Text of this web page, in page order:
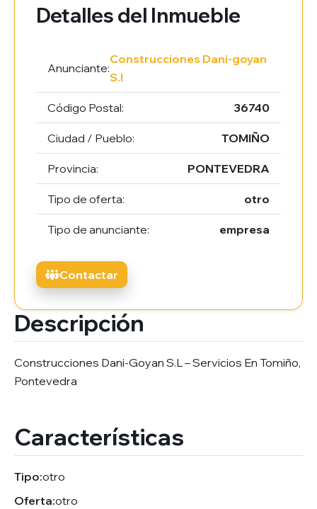
Descripción
Construcciones Dani-Goyan S.L – Servicios En Tomiño,
Pontevedra
Características
Tipo:otro
Oferta:otro
Detalles del Inmueble
Anunciante:
Construcciones Dani-goyan
S.l
Código Postal: 36740
Ciudad / Pueblo: TOMIÑO
Provincia: PONTEVEDRA
Tipo de oferta: otro
Tipo de anunciante: empresa
Contactar